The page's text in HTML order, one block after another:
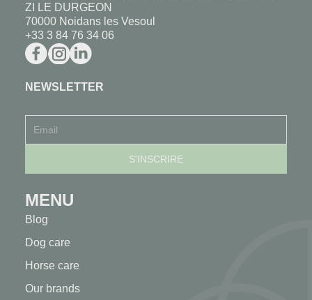
ZI LE DURGEON
70000 Noidans les Vesoul
+33 3 84 76 34 06
NEWSLETTER
MENU
Blog
Dog care
Horse care
Our brands